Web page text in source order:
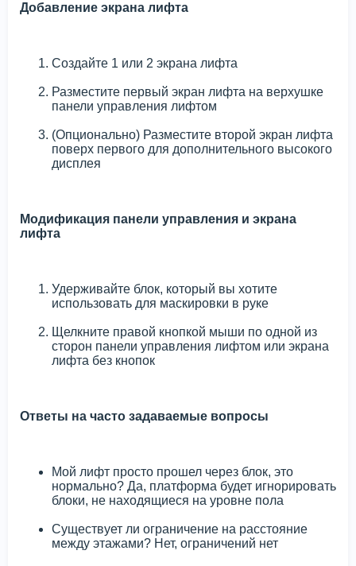
Добавление экрана лифта
Создайте 1 или 2 экрана лифта
Разместите первый экран лифта на верхушке
панели управления лифтом
(Опционально) Разместите второй экран лифта
поверх первого для дополнительного высокого
дисплея
Модификация панели управления и экрана
лифта
Удерживайте блок, который вы хотите
использовать для маскировки в руке
Щелкните правой кнопкой мыши по одной из
сторон панели управления лифтом или экрана
лифта без кнопок
Ответы на часто задаваемые вопросы
Мой лифт просто прошел через блок, это
нормально? Да, платформа будет игнорировать
блоки, не находящиеся на уровне пола
Существует ли ограничение на расстояние
между этажами? Нет, ограничений нет